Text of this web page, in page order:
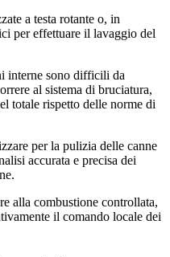
a testa rotante o, in
per effettuare il lavaggio del
interne sono difficili da
al sistema di bruciatura,
totale rispetto delle norme di
per la pulizia delle canne
accurata e precisa dei
alla combustione controllata,
il comando locale dei